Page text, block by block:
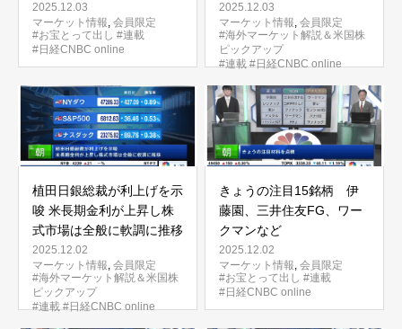
2025.12.03
マーケット情報, 会員限定
#お宝とって出し #連載
#日経CNBC online
2025.12.03
マーケット情報, 会員限定
#海外マーケット解説＆米国株
ピックアップ
#連載 #日経CNBC online
植田日銀総裁が利上げを示
唆 米長期金利が上昇し株
式市場は全般に軟調に推移
2025.12.02
マーケット情報, 会員限定
#海外マーケット解説＆米国株
ピックアップ
#連載 #日経CNBC online
きょうの注目15銘柄 伊
藤園、三井住友FG、ワー
クマンなど
2025.12.02
マーケット情報, 会員限定
#お宝とって出し #連載
#日経CNBC online